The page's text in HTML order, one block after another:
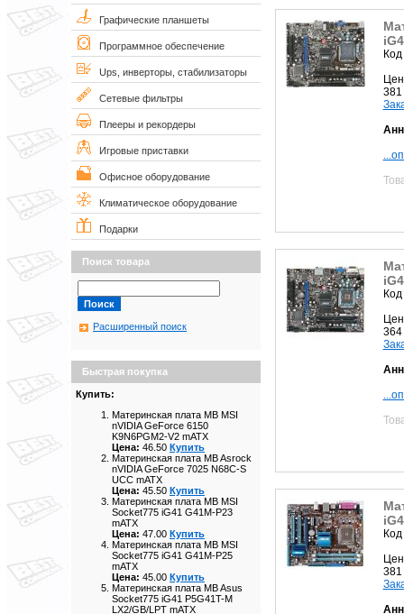
Графические планшеты
Программное обеспечение
Ups, инверторы, стабилизаторы
Сетевые фильтры
Плееры и рекордеры
Игровые приставки
Офисное оборудование
Климатическое оборудование
Подарки
Поиск товара
Расширенный поиск
Быстрая покупка
Купить:
Материнская плата MB MSI
nVIDIA GeForce 6150
K9N6PGM2-V2 mATX
Цена: 46.50 Купить
Материнская плата MB Asrock
nVIDIA GeForce 7025 N68C-S
UCC mATX
Цена: 45.50 Купить
Материнская плата MB MSI
Socket775 iG41 G41M-P23
mATX
Цена: 47.00 Купить
Материнская плата MB MSI
Socket775 iG41 G41M-P25
mATX
Цена: 45.00 Купить
Материнская плата MB Asus
Socket775 iG41 P5G41T-M
LX2/GB/LPT mATX